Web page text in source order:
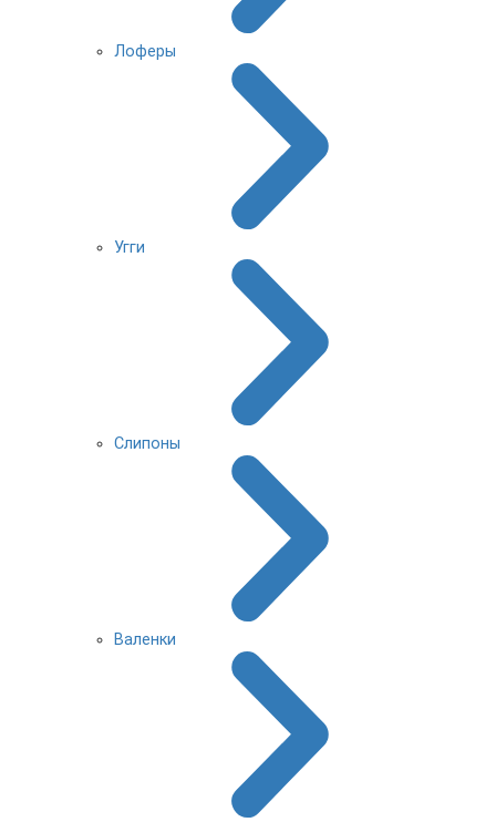
Лоферы
Угги
Слипоны
Валенки